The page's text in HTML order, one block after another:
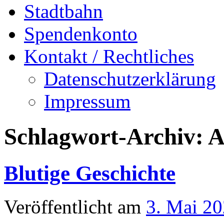
Stadtbahn
Spendenkonto
Kontakt / Rechtliches
Datenschutzerklärung
Impressum
Schlagwort-Archiv:
Blutige Geschichte
Veröffentlicht am 3. Mai